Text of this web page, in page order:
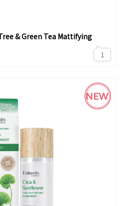
& Green Tea Mattifying
1
NEW